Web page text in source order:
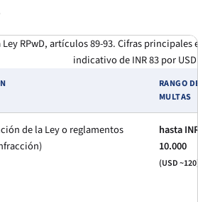
RPwD, artículos 89-93. Cifras
indicativo de INR 83 por
RANGO
MULTAS
de la Ley o reglamentos
hasta
10.000
(USD